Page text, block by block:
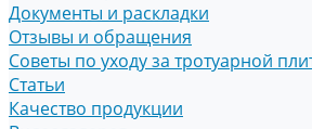
Документы и раскладки
Отзывы и обращения
Советы по уходу за тротуарной
Статьи
Качество продукции